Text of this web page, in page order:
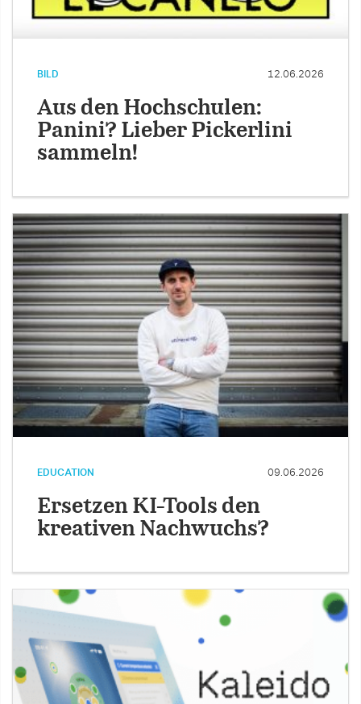
BILD 12.06.2026
Aus den Hochschulen:
Panini? Lieber Pickerlini
sammeln!
EDUCATION 09.06.2026
Ersetzen KI-Tools den
kreativen Nachwuchs?